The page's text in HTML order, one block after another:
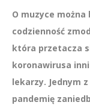
O muzyce można
codzienność
która przetacza
koronawirusa
lekarzy. Jednym
pandemię